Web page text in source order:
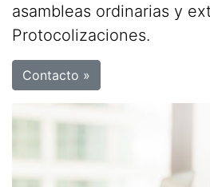
asambleas ordinarias y
Protocolizaciones.
Contacto »